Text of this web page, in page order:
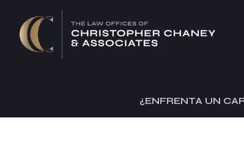
¿ENFRENTA UN